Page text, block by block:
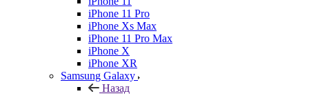
iPhone 11 Pro
iPhone Xs Max
iPhone 11 Pro Max
iPhone X
iPhone XR
Samsung Galaxy
Назад